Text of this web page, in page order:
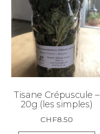
Tisane Crépuscule –
20g (les simples)
CHF8.50